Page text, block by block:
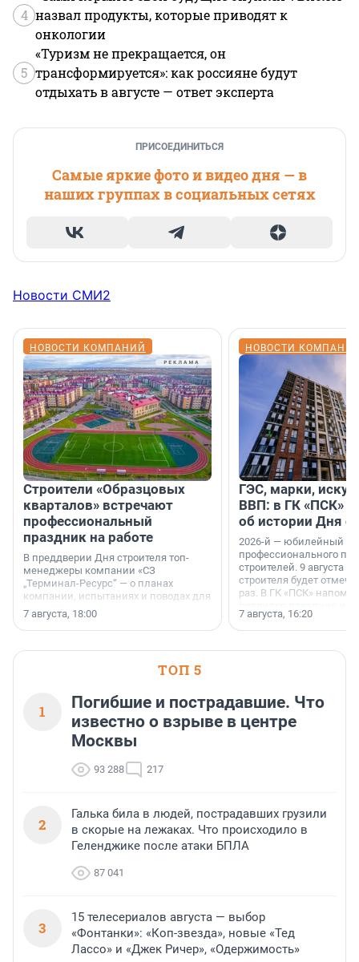
4 назвал продукты, которые приводят к
онкологии
5
«Туризм не прекращается, он
трансформируется»: как россияне будут
отдыхать в августе — ответ эксперта
ПРИСОЕДИНИТЬСЯ
Самые яркие фото и видео дня — в
наших группах в социальных сетях
Новости СМИ2
НОВОСТИ КОМПАНИЙ
Строители «Образцовых
кварталов» встречают
профессиональный
праздник на работе
В преддверии Дня строителя топ-
менеджеры компании «СЗ
„Терминал-Ресурс“ — о планах
компании, испытаниях и поводах для
осторожного оптимизма.
7 августа, 18:00
НОВОСТИ
ГЭС, марки,
ВВП: в ГК «ПСК»
об истории Дня
2026-й — юбилейный
профессионального
строителей. 9 августа
строителя будет
раз. В ГК «ПСК»
поменялась роль
7 августа, 16:20
ТОП 5
1
Погибшие и пострадавшие. Что
известно о взрыве в центре
Москвы
93 288 217
2
Галька била в людей, пострадавших грузили
в скорые на лежаках. Что происходило в
Геленджике после атаки БПЛА
87 041
3
15 телесериалов августа — выбор
«Фонтанки»: «Коп-звезда», новые «Тед
Лассо» и «Джек Ричер», «Одержимость»